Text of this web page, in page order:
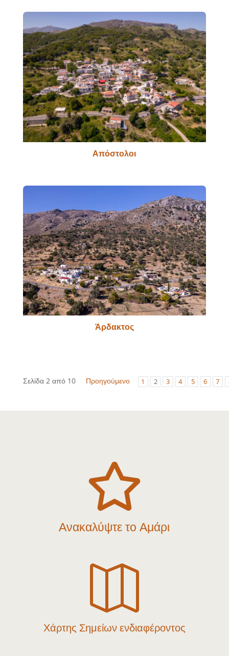
Απόστολοι
Άρδακτος
Σελίδα 2 από 10 Προηγούμενο 1 2 3 4 5 6 7

Ανακαλύψτε το Αμάρι

Χάρτης Σημείων ενδιαφέροντος